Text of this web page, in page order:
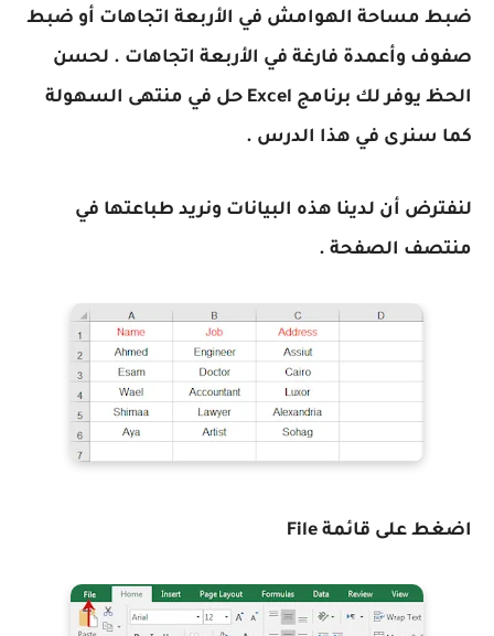
ضبط مساحة الهوامش في الأربعة اتجاهات أو ضبط
صفوف وأعمدة فارغة في الأربعة اتجاهات . لحسن
الحظ يوفر لك برنامج Excel حل في منتهى السهولة
كما سنرى في هذا الدرس .
لنفترض أن لدينا هذه البيانات ونريد طباعتها في
منتصف الصفحة .
اضغط على قائمة File